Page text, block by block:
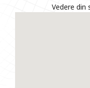
Vedere din